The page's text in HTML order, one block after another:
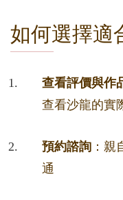
如何選擇適
查看評價與作
查看沙龍的實
預約諮詢 ：
通